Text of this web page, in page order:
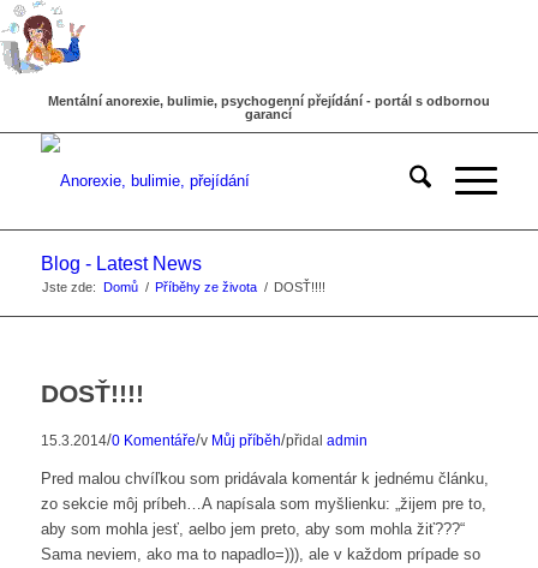
Mentální anorexie, bulimie, psychogenní přejídání - portál s odbornou
garancí
Blog - Latest News
Jste zde: Domů / Příběhy ze života / DOSŤ!!!!
DOSŤ!!!!
15.3.2014/0 Komentáře/v Můj příběh/přidal admin
Pred malou chvíľkou som pridávala komentár k jednému článku,
zo sekcie môj príbeh…A napísala som myšlienku: „žijem pre to,
aby som mohla jesť, aelbo jem preto, aby som mohla žiť???“
Sama neviem, ako ma to napadlo=))), ale v každom prípade so